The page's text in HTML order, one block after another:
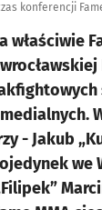
konferencji
właściwie
- Jakub
we